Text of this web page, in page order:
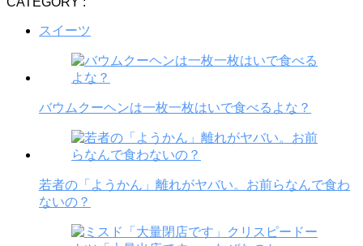
スイーツ
バウムクーヘンは一枚一枚はいで食べるよな？
若者の「ようかん」離れがヤバい。お前らなんで食わ
ないの？